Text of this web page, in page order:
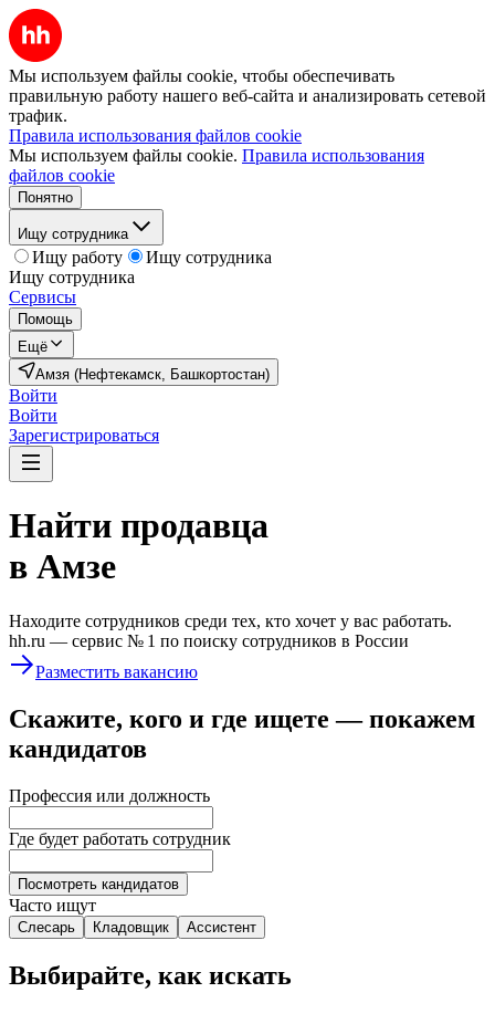
Мы используем файлы cookie, чтобы обеспечивать
правильную работу нашего веб-сайта и анализировать сетевой
трафик.
Правила использования файлов cookie
Мы используем файлы cookie. Правила использования
файлов cookie
Понятно
Ищу сотрудника
Ищу работу
Ищу сотрудника
Ищу сотрудника
Сервисы
Помощь
Ещё
Амзя (Нефтекамск, Башкортостан)
Войти
Войти
Зарегистрироваться
Найти продавца
в Амзе
Находите сотрудников среди тех, кто хочет у вас работать.
hh.ru — сервис № 1 по поиску сотрудников в России
Разместить вакансию
Скажите, кого и где ищете — покажем
кандидатов
Профессия или должность
Где будет работать сотрудник
Посмотреть кандидатов
Часто ищут
Слесарь Кладовщик Ассистент
Выбирайте, как искать